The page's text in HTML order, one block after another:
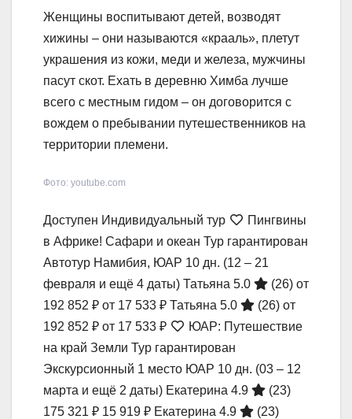
Женщины воспитывают детей, возводят
хижины – они называются «крааль», плетут
украшения из кожи, меди и железа, мужчины
пасут скот. Ехать в деревню Химба лучше
всего с местным гидом – он договорится с
вождем о пребывании путешественников на
территории племени.
Фото: youtube.com
Доступен Индивидуальный тур
Пингвины
в Африке! Сафари и океан Тур гарантирован
Автотур Намибия, ЮАР 10 дн. (12 – 21
февраля и ещё 4 даты) Татьяна 5.0 (26) от
192 852 ₽ от 17 533 ₽ Татьяна 5.0 (26) от
192 852 ₽ от 17 533 ₽
ЮАР: Путешествие
на край Земли Тур гарантирован
Экскурсионный 1 место ЮАР 10 дн. (03 – 12
марта и ещё 2 даты) Екатерина 4.9
(23)
175 321 ₽ 15 919 ₽ Екатерина 4.9
(23)